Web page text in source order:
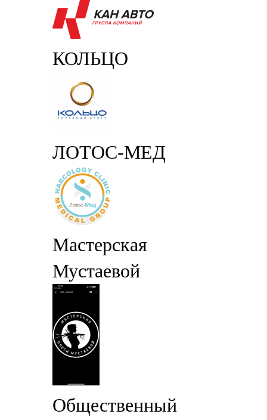
КОЛЬЦО
ЛОТОС-МЕД
Мастерская
Мустаевой
Общественный